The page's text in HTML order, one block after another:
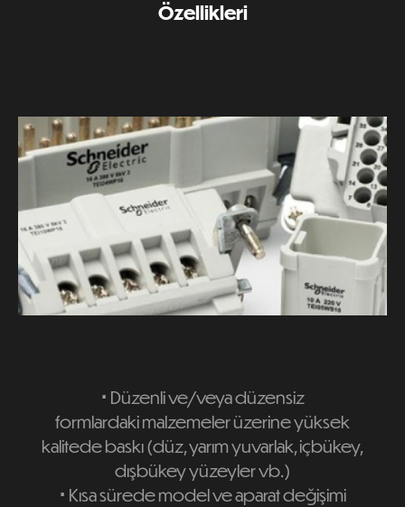
Özellikleri
⋅ Düzenli ve/veya düzensiz
formlardaki malzemeler üzerine yüksek
kalitede baskı (düz, yarım yuvarlak, içbükey,
dışbükey yüzeyler vb.)
⋅ Kısa sürede model ve aparat değişimi